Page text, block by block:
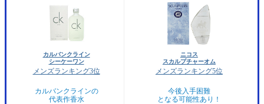
カルバンクライン
シーケーワン
メンズランキング3位
カルバンクラインの
代表作香水
ニコス
スカルプチャーオム
メンズランキング5位
今後入手困難
となる可能性あり！